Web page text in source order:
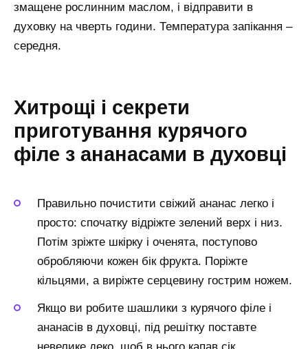
змащене рослинним маслом, і відправити в
духовку на чверть години. Температура запікання –
середня.
Хитрощі і секрети
приготування курячого
філе з ананасами в духовці
Правильно почистити свіжий ананас легко і
просто: спочатку відріжте зелений верх і низ.
Потім зріжте шкірку і оченята, поступово
обробляючи кожен бік фрукта. Поріжте
кільцями, а виріжте серцевину гострим ножем.
Якщо ви робите шашлики з курячого філе і
ананасів в духовці, під решітку поставте
невелике деко, щоб в нього капав сік.